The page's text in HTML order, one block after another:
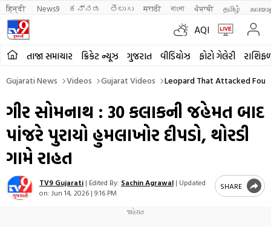
हिन्दी News9 ಕನ್ನಡ తెలుగు मराठी বাংলা ਪੰਜਾਬੀ தமிழ்
AQI
તાજા સમાચાર ક્રિકેટ ન્યૂઝ ગુજરાત વીડિયોઝ ફોટો ગેલેરી
Gujarati News Videos Gujarat Videos Leopard That Attacked Four
ગીર સોમનાથ : 30 કલાકની જહેમત બાદ
પાંજરે પુરાયો હુમલાખોર દીપડો, થોરડી
ગામે રાહત
TV9 Gujarati | Edited By: Sachin Agrawal | Updated
on: Jun 14, 2026 | 9:16 PM
SHARE